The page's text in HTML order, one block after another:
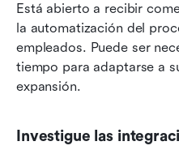
Está abierto a recibir
la automatización del
empleados. Puede ser
tiempo para adaptarse a
expansión.
Investigue las